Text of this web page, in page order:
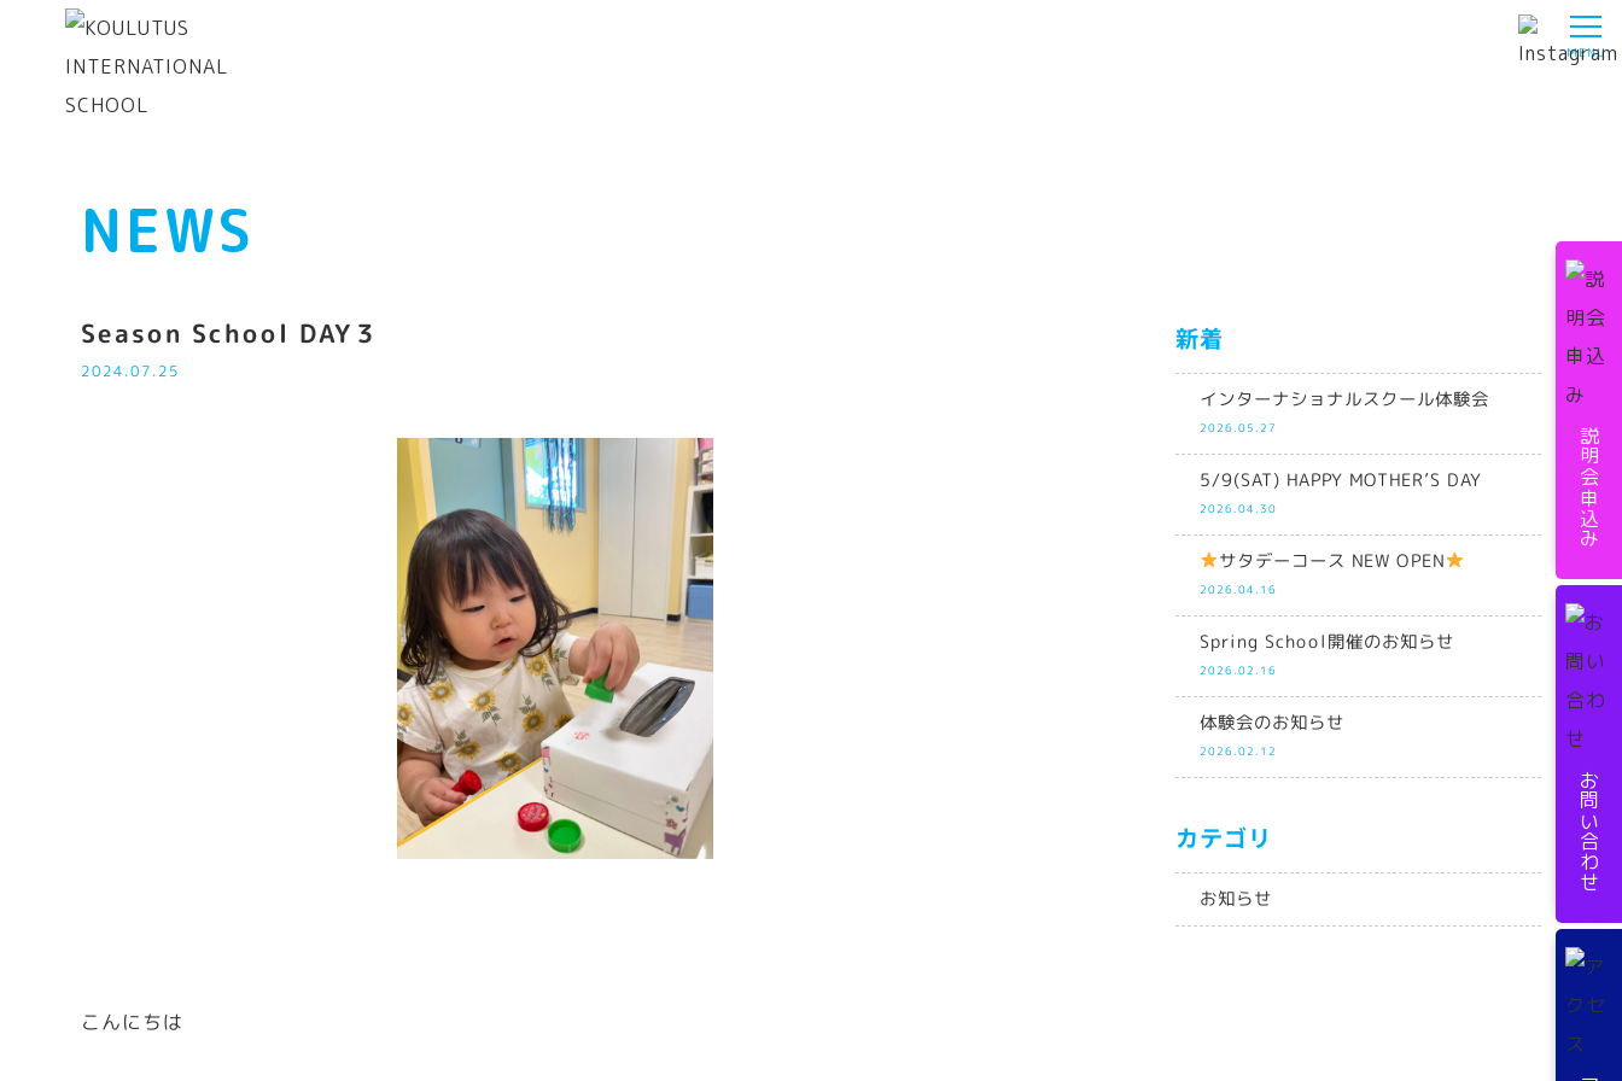
NEWS
Season School DAY３
2024.07.25
こんにちは
新着
インターナショナルスクール体験会
2026.05.27
5/9(SAT) HAPPY MOTHER’S DAY
2026.04.30
サタデーコース NEW OPEN
2026.04.16
Spring School開催のお知らせ
2026.02.16
体験会のお知らせ
2026.02.12
カテゴリ
お知らせ
説明会申込み
お問い合わせ